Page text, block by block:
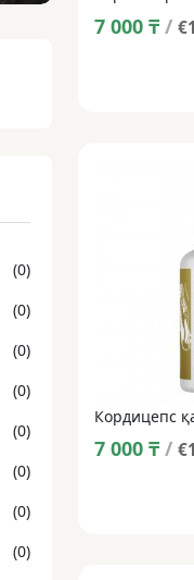
(0)
(0)
(0)
(0)
(0)
(0)
(0)
(0)
7 000 ₸ /
7 000 ₸ /